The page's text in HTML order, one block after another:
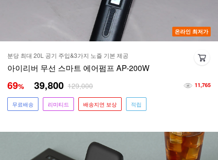
온라인 최저가
분당 최대 20L 공기 주입&3가지 노즐 기본 제공
아이리버 무선 스마트 에어펌프 AP-200W
11,765
69% 39,800 129,000
무료배송 리미티드 배송지연 보상 적립